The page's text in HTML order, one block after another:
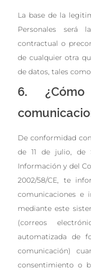
La base de la
Personales será
contractual o
de cualquier otra
de datos, tales
6.
De conformidad
de 11 de julio, de
Información y del
2002/58/CE, te
comunicaciones e
mediante este
(correos
automatizada de
comunicación)
consentimiento o